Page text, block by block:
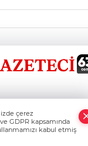
çerez
GDPR kapsamında
kabul etmiş